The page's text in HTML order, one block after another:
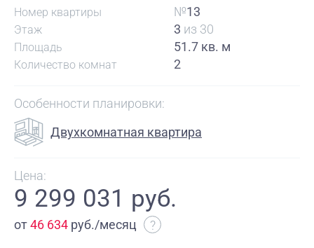
Номер квартиры №13
Этаж 3 из 30
Площадь 51.7 кв. м
Количество комнат 2
Особенности планировки:
Двухкомнатная квартира
Цена:
9 299 031 руб.
от46 634 руб./месяц ?